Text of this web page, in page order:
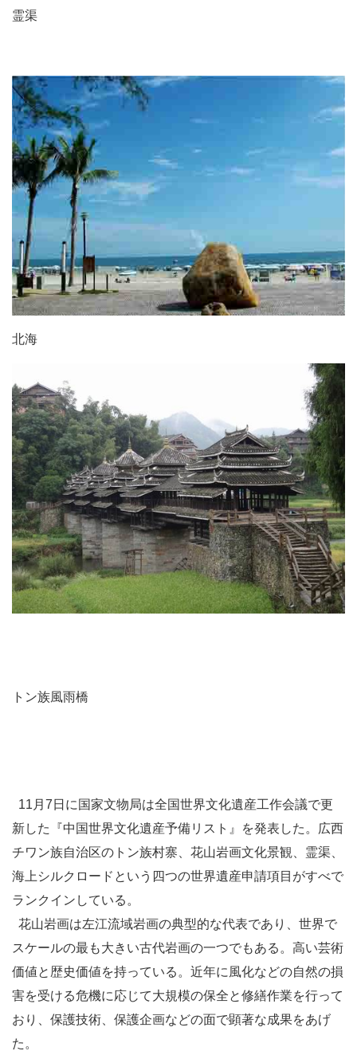
霊渠
北海
トン族風雨橋
11月7日に国家文物局は全国世界文化遺産工作会議で更
新した『中国世界文化遺産予備リスト』を発表した。広西
チワン族自治区のトン族村寨、花山岩画文化景観、霊渠、
海上シルクロードという四つの世界遺産申請項目がすべで
ランクインしている。
花山岩画は左江流域岩画の典型的な代表であり、世界で
スケールの最も大きい古代岩画の一つでもある。高い芸術
価値と歴史価値を持っている。近年に風化などの自然の損
害を受ける危機に応じて大規模の保全と修繕作業を行って
おり、保護技術、保護企画などの面で顕著な成果をあげ
た。